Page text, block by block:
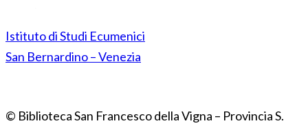
Istituto di Studi Ecumenici
San Bernardino – Venezia
© Biblioteca San Francesco della Vigna – Provincia S.